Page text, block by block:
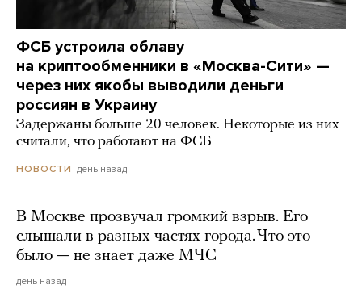
ФСБ устроила облаву
на криптообменники в «Москва-Сити» —
через них якобы выводили деньги
россиян в Украину
Задержаны больше 20 человек. Некоторые из них
считали, что работают на ФСБ
НОВОСТИ день назад
В Москве прозвучал громкий взрыв. Его
слышали в разных частях города. Что это
было — не знает даже МЧС
день назад